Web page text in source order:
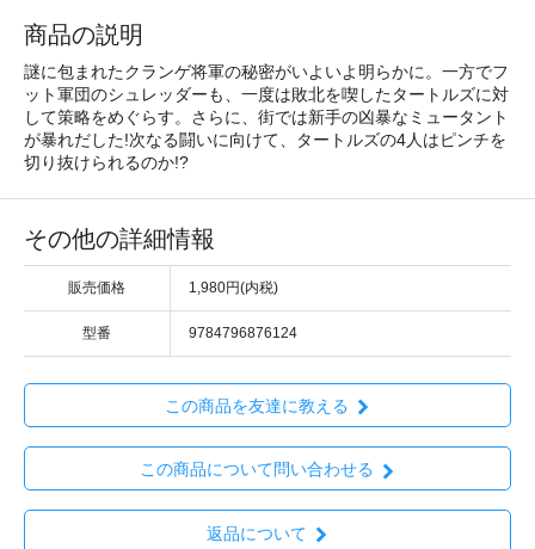
商品の説明
謎に包まれたクランゲ将軍の秘密がいよいよ明らかに。一方でフ
ット軍団のシュレッダーも、一度は敗北を喫したタートルズに対
して策略をめぐらす。さらに、街では新手の凶暴なミュータント
が暴れだした!次なる闘いに向けて、タートルズの4人はピンチを
切り抜けられるのか!?
その他の詳細情報
販売価格 1,980円(内税)
型番 9784796876124
この商品を友達に教える
この商品について問い合わせる
返品について